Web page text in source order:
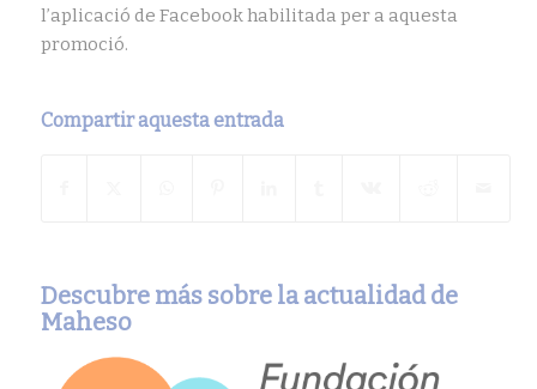
l’aplicació de Facebook habilitada per a aquesta
promoció.
Compartir aquesta entrada
Descubre más sobre la actualidad de
Maheso